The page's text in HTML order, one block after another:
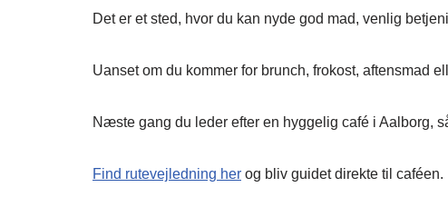
Det er et sted, hvor du kan nyde god mad, venlig
Uanset om du kommer for brunch, frokost, aftensmad
Næste gang du leder efter en hyggelig café i Aalborg,
Find rutevejledning her og bliv guidet direkte til caféen.